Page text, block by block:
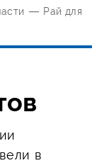
— Рай для
в